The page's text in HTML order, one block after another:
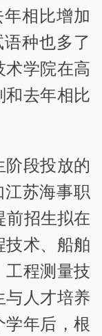
相比增加
种也多了
术学院在高
和去年相比
阶段投放的
江苏海事职
前招生拟在
技术、船舶
工程测量技
与人才培养
学年后，根